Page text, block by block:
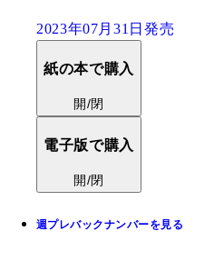
2023年07月31日発売
紙の本で購入
開/閉
電子版で購入
開/閉
週プレバックナンバーを見る